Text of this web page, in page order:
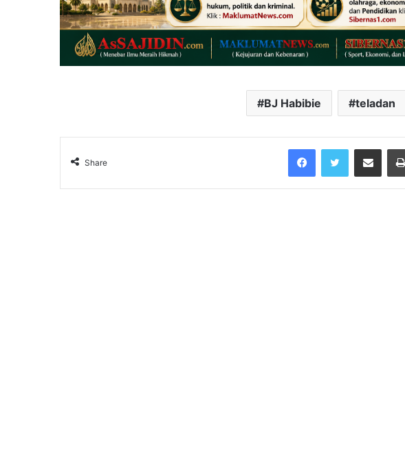
BJ Habibie teladan
Share
FacebookTwitterShare via Email